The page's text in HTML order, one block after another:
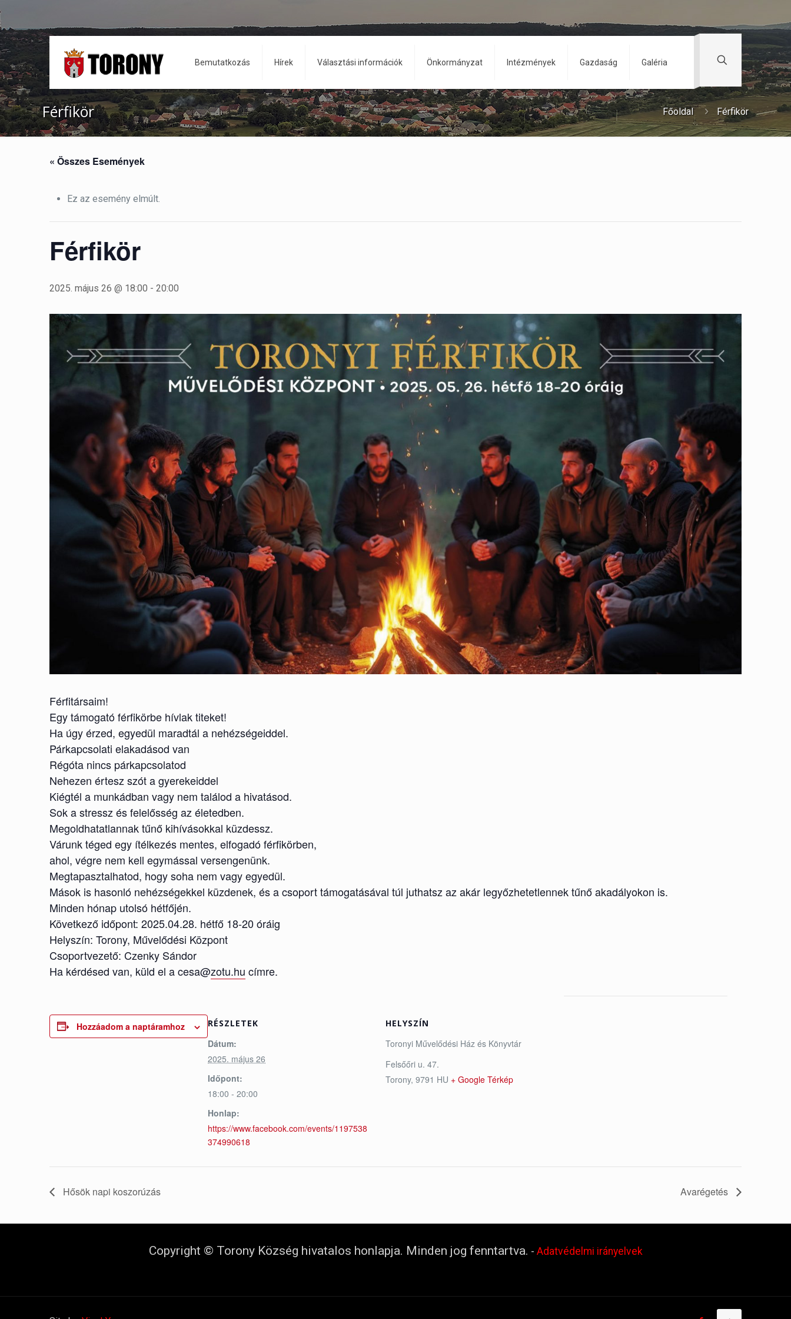
Bemutatkozás Hírek Választási információk Önkormányzat Intézmények Gazdaság Galéria
Férfikör Főoldal Férfikör
« Összes Események
Ez az esemény elmúlt.
Férfikör
2025. május 26 @ 18:00 - 20:00
Férfitársaim!
Egy támogató férfikörbe hívlak titeket!
Ha úgy érzed, egyedül maradtál a nehézségeiddel.
Párkapcsolati elakadásod van
Régóta nincs párkapcsolatod
Nehezen értesz szót a gyerekeiddel
Kiégtél a munkádban vagy nem találod a hivatásod.
Sok a stressz és felelősség az életedben.
Megoldhatatlannak tűnő kihívásokkal küzdessz.
Várunk téged egy ítélkezés mentes, elfogadó férfikörben,
ahol, végre nem kell egymással versengenünk.
Megtapasztalhatod, hogy soha nem vagy egyedül.
Mások is hasonló nehézségekkel küzdenek, és a csoport támogatásával túl juthatsz az akár legyőzhetetlennek tűnő akadályokon is.
Minden hónap utolsó hétfőjén.
Következő időpont: 2025.04.28. hétfő 18-20 óráig
Helyszín: Torony, Művelődési Központ
Csoportvezető: Czenky Sándor
Ha kérdésed van, küld el a cesa@zotu.hu címre.
Hozzáadom a naptáramhoz RÉSZLETEK
Dátum:
2025. május 26
Időpont:
18:00 - 20:00
Honlap:
https://www.facebook.com/events/1197538
374990618
HELYSZÍN
Toronyi Művelődési Ház és Könyvtár
Felsőőri u. 47.
Torony, 9791 HU + Google Térkép
Hősök napi koszorúzás Avarégetés
Copyright © Torony Község hivatalos honlapja. Minden jog fenntartva. - Adatvédelmi irányelvek